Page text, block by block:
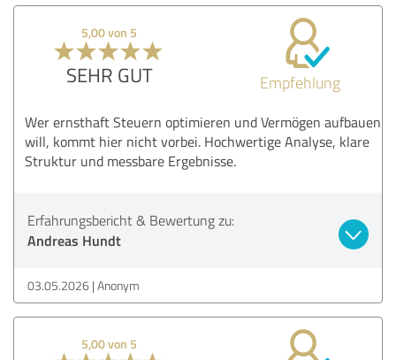
5,00 von 5
SEHR GUT Empfehlung
Wer ernsthaft Steuern optimieren und Vermögen aufbauen
will, kommt hier nicht vorbei. Hochwertige Analyse, klare
Struktur und messbare Ergebnisse.
Erfahrungsbericht & Bewertung zu:
Andreas Hundt
03.05.2026 Anonym
5,00 von 5